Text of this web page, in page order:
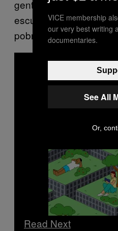
gente se enferma. No
escuela. Y
pobre”.
Read Next
VICE membership
our very best writing
documentaries.
See All
Or,